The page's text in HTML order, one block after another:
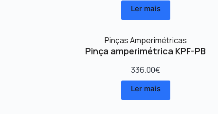
Ler mais
Pinças Amperimétricas
Pinça amperimétrica KPF-PB
336.00€
Ler mais